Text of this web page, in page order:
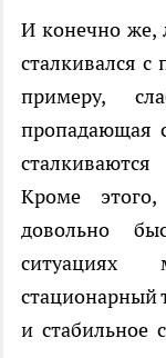
И конечно же,
сталкивался
примеру,
пропадающая
Кроме
довольно
ситуациях
стационарный
и стабильное